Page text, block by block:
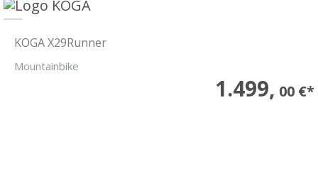
KOGA X29Runner
Mountainbike
1.499, 00 €*